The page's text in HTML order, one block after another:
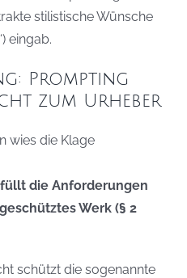
stilistische Wünsche
eingab.
Prompting
zum Urheber
wies die Klage
die Anforderungen
Werk (§ 2
schützt die sogenannte